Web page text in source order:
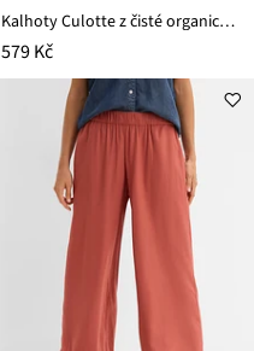
Kalhoty Culotte z čisté organické bavlny
579 Kč